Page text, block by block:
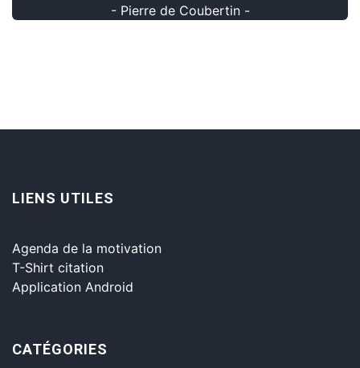
- Pierre de Coubertin -
LIENS UTILES
Agenda de la motivation
T-Shirt citation
Application Android
CATÉGORIES